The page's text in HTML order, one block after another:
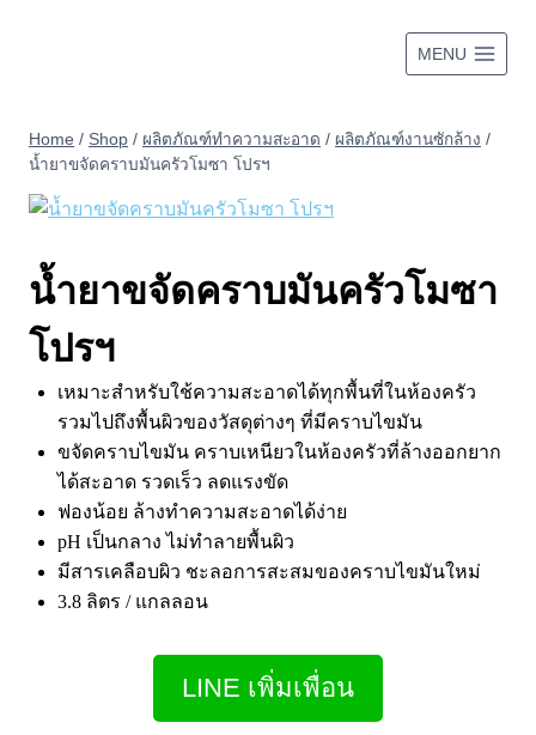
MENU
Home / Shop / ผลิตภัณฑ์ทำความสะอาด / ผลิตภัณฑ์งานซักล้าง /
น้ำยาขจัดคราบมันครัวโมซา โปรฯ
น้ำยาขจัดคราบมันครัวโมซา
โปรฯ
เหมาะสำหรับใช้ความสะอาดได้ทุกพื้นที่ในห้องครัว
รวมไปถึงพื้นผิวของวัสดุต่างๆ ที่มีคราบไขมัน
ขจัดคราบไขมัน คราบเหนียวในห้องครัวที่ล้างออกยาก
ได้สะอาด รวดเร็ว ลดแรงขัด
ฟองน้อย ล้างทำความสะอาดได้ง่าย
pH เป็นกลาง ไม่ทำลายพื้นผิว
มีสารเคลือบผิว ชะลอการสะสมของคราบไขมันใหม่
3.8 ลิตร / แกลลอน
LINE เพิ่มเพื่อน